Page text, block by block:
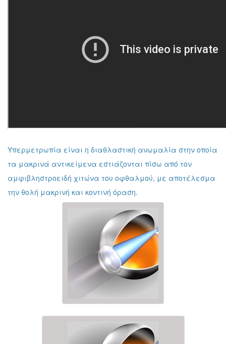
Υπερμετρωπία είναι η διαθλαστική ανωμαλία στην οποία
τα μακρινά αντικείμενα εστιάζονται πίσω από τον
αμφιβληστροειδή χιτώνα του οφθαλμού, με αποτέλεσμα
την θολή μακρινή και κοντινή όραση.